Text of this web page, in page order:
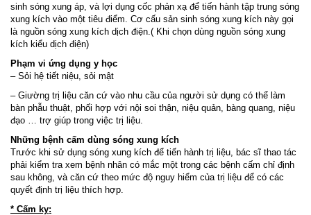
sinh sóng xung áp, và lợi dụng cốc phản xạ để tiến hành tập trung sóng
xung kích vào một tiêu điểm. Cơ cấu sản sinh sóng xung kích này gọi
là nguồn sóng xung kích dịch điện.( Khi chọn dùng nguồn sóng xung
kích kiểu dịch điện)
Phạm vi ứng dụng y học
– Sỏi hệ tiết niệu, sỏi mật
– Giường trị liệu căn cứ vào nhu cầu của người sử dụng có thể làm
bàn phẫu thuật, phối hợp với nội soi thận, niệu quản, bàng quang, niệu
đạo … trợ giúp trong việc trị liệu.
Những bệnh cấm dùng sóng xung kích
Trước khi sử dụng sóng xung kích để tiến hành trị liệu, bác sĩ thao tác
phải kiểm tra xem bệnh nhân có mắc một trong các bệnh cấm chỉ định
sau không, và căn cứ theo mức độ nguy hiểm của trị liệu để có các
quyết định trị liệu thích hợp.
* Cấm kỵ: